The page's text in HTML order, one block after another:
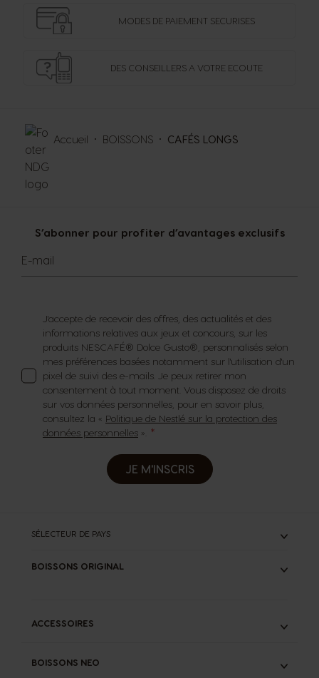
MODES DE PAIEMENT SECURISES
DES CONSEILLERSA VOTRE ECOUTE
S’abonner pour profiter d’avantages exclusifs
E-mail
J'accepte de recevoir des offres, des actualités et des
informations relatives aux jeux et concours, sur les
produits NESCAFÉ® Dolce Gusto®, personnalisés selon
mes préférences basées notamment sur l'utilisation d'un
pixel de suivi des e-mails. Je peux retirer mon
consentement à tout moment. Vous disposez de droits
sur vos données personnelles, pour en savoir plus,
consultez la « Politique de Nestlé sur la protection des
données personnelles ».
JE M'INSCRIS
Accueil BOISSONS CAFÉS LONGS
SÉLECTEUR DE PAYS
BOISSONS ORIGINAL
CAFÉS LONGS
THÉS
ACCESSOIRES
INFUSEUR SPECIAL.T®
BOISSONS NEO